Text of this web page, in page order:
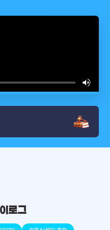
placeplace
volume_up
로그